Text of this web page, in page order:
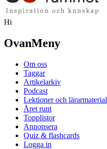
Hi
OvanMeny
Om oss
Taggar
Artikelarkiv
Podcast
Lektioner och lärarmaterial
Året runt
Topplistor
Annonsera
Quiz & flashcards
Logga in